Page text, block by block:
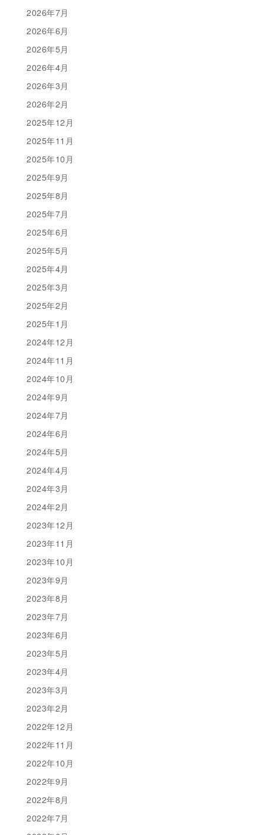
2026年7月
2026年6月
2026年5月
2026年4月
2026年3月
2026年2月
2025年12月
2025年11月
2025年10月
2025年9月
2025年8月
2025年7月
2025年6月
2025年5月
2025年4月
2025年3月
2025年2月
2025年1月
2024年12月
2024年11月
2024年10月
2024年9月
2024年7月
2024年6月
2024年5月
2024年4月
2024年3月
2024年2月
2023年12月
2023年11月
2023年10月
2023年9月
2023年8月
2023年7月
2023年6月
2023年5月
2023年4月
2023年3月
2023年2月
2022年12月
2022年11月
2022年10月
2022年9月
2022年8月
2022年7月